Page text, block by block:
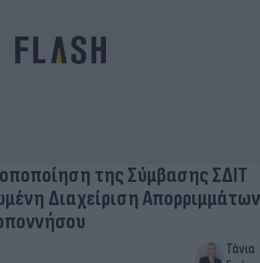
της Σύμβασης ΣΔΙΤ
Διαχείριση Απορριμμάτων
Τάνια